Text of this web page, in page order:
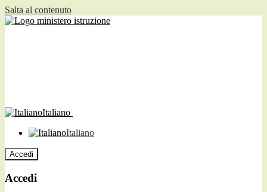
Salta al contenuto
Italiano
Italiano
Accedi
Accedi